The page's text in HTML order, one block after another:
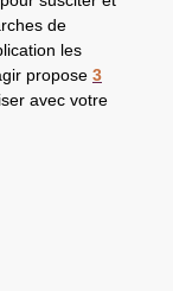
de
les
propose 3
avec votre